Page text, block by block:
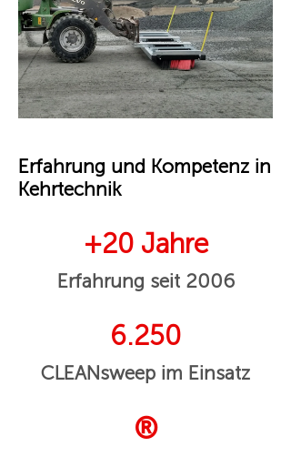
Erfahrung und Kompetenz in
Kehrtechnik
+20 Jahre
Erfahrung seit 2006
6.250
CLEANsweep im Einsatz
®